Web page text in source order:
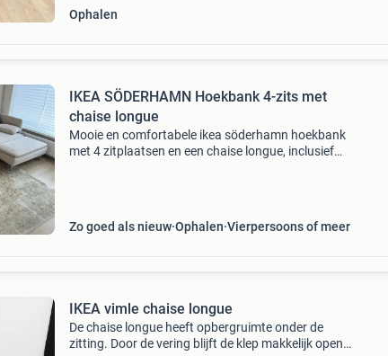
Ophalen
IKEA SÖDERHAMN Hoekbank 4-zits met
chaise longue
Mooie en comfortabele ikea söderhamn hoekbank
met 4 zitplaatsen en een chaise longue, inclusief
Zo goed als nieuw Ophalen Vierpersoons of meer
IKEA vimle chaise longue
De chaise longue heeft opbergruimte onder de
zitting. Door de vering blijft de klep makkelijk open.